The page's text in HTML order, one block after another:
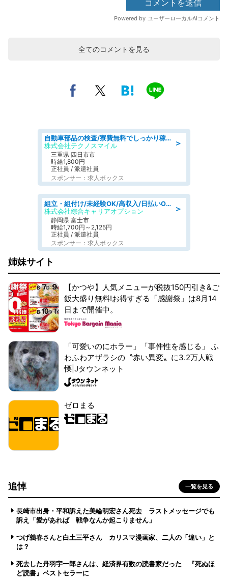
全てのコメントを見る
＞
自動車部品の検査/寮費無料でしっかり稼げる denso aichi
株式会社テクノスマイル
三重県 四日市市
時給1,800円
正社員 / 派遣社員
スポンサー：求人ボックス
＞
組立・組付け/未経験OK/高収入/日払いOK/交替制/20・30・40代活躍中
株式会社綜合キャリアオプション
静岡県 富士市
時給1,700円～2,125円
正社員 / 派遣社員
スポンサー：求人ボックス
姉妹サイト
【かつや】人気メニューが税抜150円引き&ご
飯大盛り無料!お得すぎる「感謝祭」は8月14
日まで開催中。
「可愛いのにホラー」「事件性を感じる」 ふ
わふわアザラシの〝赤い異変〟に3.2万人戦
慄|Jタウンネット
ゼロまる
追悼 一覧を見る
長崎市出身・平和訴えた美輪明宏さん死去 ラストメッセージでも
訴え「愛があれば 戦争なんか起こりません」
つげ義春さんと白土三平さん カリスマ漫画家、二人の「違い」と
は？
死去した丹羽宇一郎さんは、経済界有数の読書家だった 『死ぬほ
ど読書』ベストセラーに